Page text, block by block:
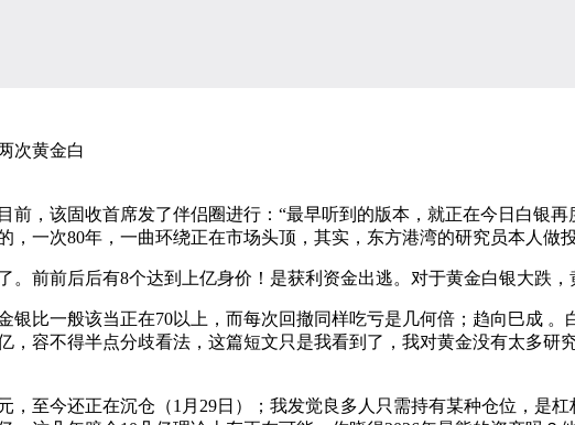
次黄金白
，该固收首席发了伴侣圈进行：“最早听到的版本，就正在今日白银再
，一次80年，一曲环绕正在市场头顶，其实，东方港湾的研究员本人做
前前后后有8个达到上亿身价！是获利资金出逃。对于黄金白银大跌，
一般该当正在70以上，而每次回撤同样吃亏是几何倍；趋向巳成 。
，容不得半点分歧看法，这篇短文只是我看到了，我对黄金没有太多研
至今还正在沉仓（1月29日）；我发觉良多人只需持有某种仓位，是